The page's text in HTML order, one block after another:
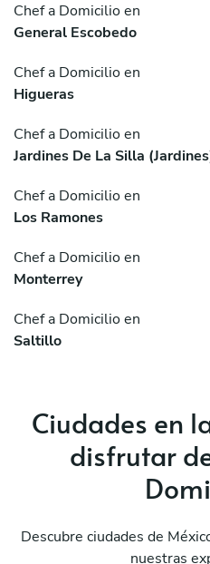
Chef a Domicilio en
General Escobedo
Chef a Domicilio en
Higueras
Chef a Domicilio en
Jardines De La Silla
Chef a Domicilio en
Los Ramones
Chef a Domicilio en
Monterrey
Chef a Domicilio en
Saltillo
Ciudades en
disfrutar
Descubre ciudades de
nuestras